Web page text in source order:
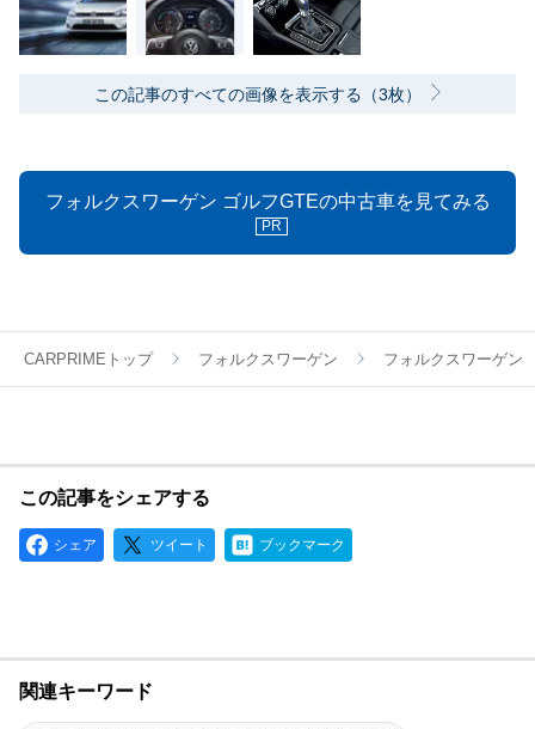
この記事のすべての画像を表示する（3枚）
フォルクスワーゲン ゴルフGTEの中古車を見てみる
PR
CARPRIMEトップ フォルクスワーゲン フォルクスワーゲ
この記事をシェアする
シェア ツイート ブックマーク
関連キーワード